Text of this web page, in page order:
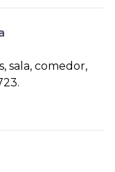
sala, comedor,